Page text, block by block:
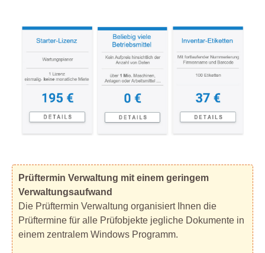
Prüftermin Verwaltung mit einem geringem
Verwaltungsaufwand
Die Prüftermin Verwaltung organisiert Ihnen die
Prüftermine für alle Prüfobjekte jegliche Dokumente in
einem zentralem Windows Programm.